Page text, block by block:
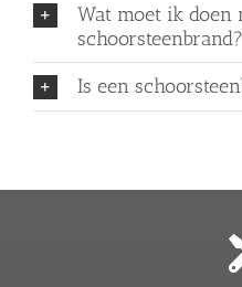
Wat moet ik doen
schoorsteenbrand?
Is een